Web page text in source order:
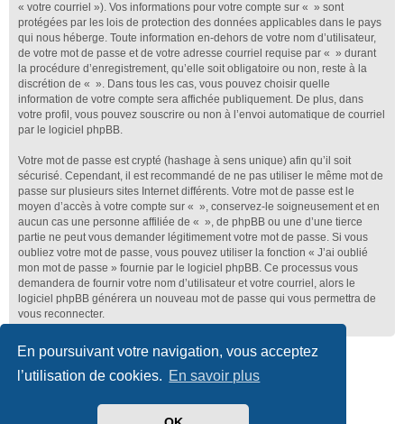
En poursuivant votre navigation, vous acceptez
l’utilisation de cookies. En savoir plus
« votre courriel »). Vos informations pour votre compte sur « » sont
protégées par les lois de protection des données applicables dans le pays
qui nous héberge. Toute information en-dehors de votre nom d’utilisateur,
de votre mot de passe et de votre adresse courriel requise par « » durant
la procédure d’enregistrement, qu’elle soit obligatoire ou non, reste à la
discrétion de « ». Dans tous les cas, vous pouvez choisir quelle
information de votre compte sera affichée publiquement. De plus, dans
votre profil, vous pouvez souscrire ou non à l’envoi automatique de courriel
par le logiciel phpBB.
Votre mot de passe est crypté (hashage à sens unique) afin qu’il soit
sécurisé. Cependant, il est recommandé de ne pas utiliser le même mot de
passe sur plusieurs sites Internet différents. Votre mot de passe est le
moyen d’accès à votre compte sur « », conservez-le soigneusement et en
aucun cas une personne affiliée de « », de phpBB ou une d’une tierce
partie ne peut vous demander légitimement votre mot de passe. Si vous
oubliez votre mot de passe, vous pouvez utiliser la fonction « J’ai oublié
mon mot de passe » fournie par le logiciel phpBB. Ce processus vous
demandera de fournir votre nom d’utilisateur et votre courriel, alors le
logiciel phpBB générera un nouveau mot de passe qui vous permettra de
vous reconnecter.